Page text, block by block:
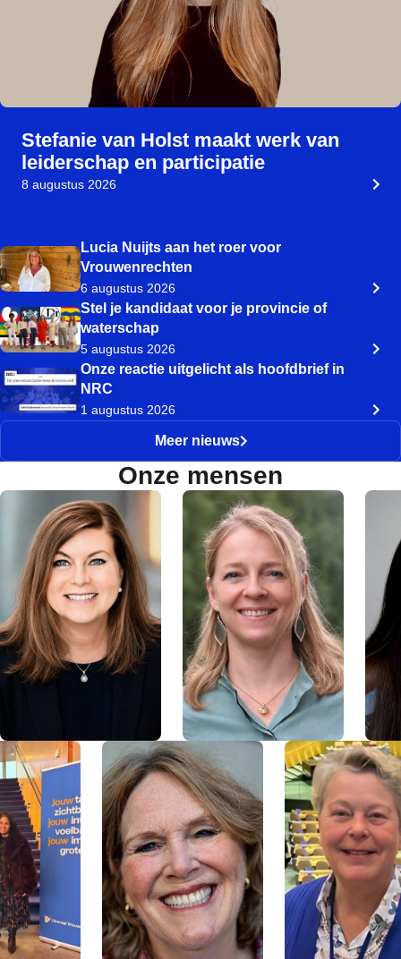
Stefanie van Holst maakt werk van
leiderschap en participatie
8 augustus 2026
Lucia Nuijts aan het roer voor
Vrouwenrechten
6 augustus 2026
Stel je kandidaat voor je provincie of
waterschap
5 augustus 2026
Onze reactie uitgelicht als hoofdbrief in
NRC
1 augustus 2026
Meer nieuws
Onze mensen